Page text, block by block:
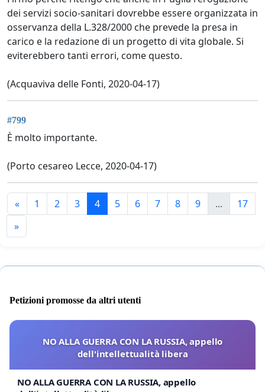
dei servizi socio-sanitari dovrebbe essere organizzata in
osservanza della L.328/2000 che prevede la presa in
carico e la redazione di un progetto di vita globale. Si
eviterebbero tanti errori, come questo.
(Acquaviva delle Fonti, 2020-04-17)
#799
È molto importante.
(Porto cesareo Lecce, 2020-04-17)
« 1 2 3 4 5 6 7 8 9 ...
17
»
Petizioni promosse da altri utenti
NO ALLA GUERRA CON LA RUSSIA, appello
dell'intellettualità libera
NO ALLA GUERRA CON LA RUSSIA, appello